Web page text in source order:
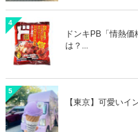
4
ドンキPB「情熱
は？...
5
【東京】可愛い